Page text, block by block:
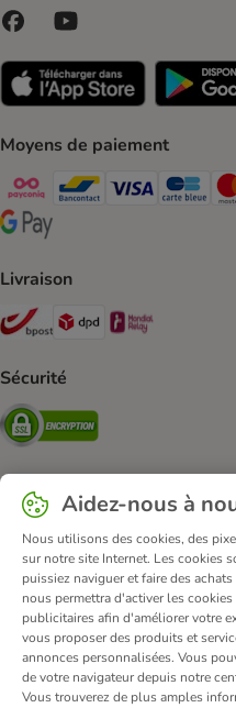
Moyens de paiement
Payconiq Payment Method
bancontact Payment
Visa Payment
carte
Google Pay Payment Method
Livraison
Bpost Shipping Method
DPD Shipping
Sécurité
Security
Qui sommes-nous ?
Mentions légales
Conditions
Renoncer au contrat ici
Frais et délai de livraison
Virement bancaire
Déclaration
© zooplus SE2026
Aidez-nous à
Nous utilisons des cookies, des
sur notre site Internet. Les cookies
puissiez naviguer et faire des
nous permettra d'activer les
publicitaires afin d'améliorer votre
vous proposer des produits et
annonces personnalisées. Vous
de votre navigateur depuis notre
Vous trouverez de plus amples